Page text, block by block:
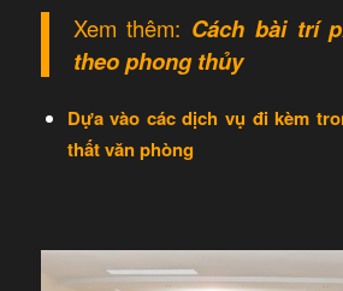
Xem thêm: Cách bài trí
theo phong thủy
Dựa vào các dịch vụ đi kèm
thất văn phòng